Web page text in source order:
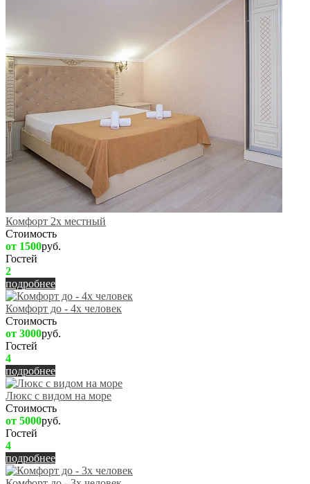
Комфорт 2х местный
Стоимость
от 1500руб.
Гостей
2
подробнее
Комфорт до - 4х человек
Стоимость
от 3000руб.
Гостей
4
подробнее
Люкс с видом на море
Стоимость
от 5000руб.
Гостей
4
подробнее